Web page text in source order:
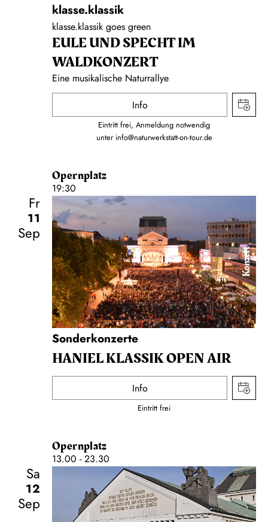
klasse.klassik
klasse.klassik goes green
EULE UND SPECHT IM
WALDKONZERT
Eine musikalische Naturrallye
Info
Eintritt frei, Anmeldung notwendig
unter info@naturwerkstatt-on-tour.de
Opernplatz
19:30
Fr
11
Sep
Konzert
Sonderkonzerte
HANIEL KLASSIK OPEN AIR
Info
Eintritt frei
Opernplatz
13.00 - 23.30
Sa
12
Sep